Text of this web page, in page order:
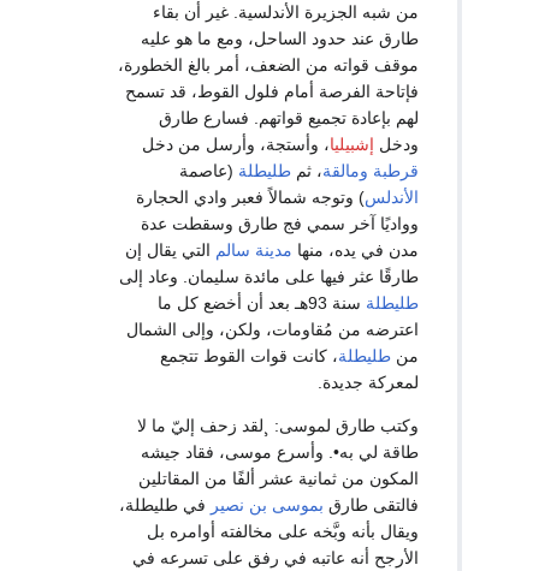
من شبه الجزيرة الأندلسية. غير أن بقاء
طارق عند حدود الساحل، ومع ما هو عليه
موقف قواته من الضعف، أمر بالغ الخطورة،
فإتاحة الفرصة أمام فلول القوط، قد تسمح
لهم بإعادة تجميع قواتهم. فسارع طارق
إشبيليا، وأستجة، وأرسل من دخل
ومالقة ، ثم طليطلة(عاصمة
) وتوجه شمالاً فعبر وادي الحجارة
وواديًا آخر سمي فج طارق وسقطت عدة
مدن في يده، منهامدينة سالم التي يقال إن
طارقًا عثر فيها على مائدة سليمان. وعاد إلى
سنة 93هـ بعد أن أخضع كل ما
اعترضه من مُقاومات، ولكن، وإلى الشمال
، كانت قوات القوط تتجمع
لمعركة جديدة.
وكتب طارق لموسى: ¸لقد زحف إليّ ما لا
طاقة لي به•. وأسرع موسى، فقاد جيشه
المكون من ثمانية عشر ألفًا من المقاتلين
فالتقى طارقبموسى بن نصيرفي طليطلة،
ويقال بأنه وبَّخه على مخالفته أوامره بل
الأرجح أنه عاتبه في رفق على تسرعه في